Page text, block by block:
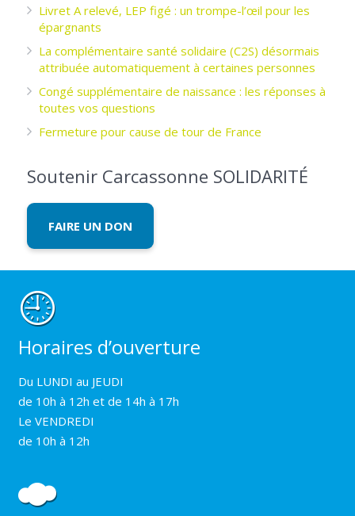
Livret A relevé, LEP figé : un trompe-l’œil pour les
épargnants ­
La complémentaire santé solidaire (C2S) désormais
attribuée automatiquement à certaines personnes
Congé supplémentaire de naissance : les réponses à
toutes vos questions
Fermeture pour cause de tour de France
Soutenir Carcassonne SOLIDARITÉ
FAIRE UN DON
Horaires d’ouverture
Du LUNDI au JEUDI
de 10h à 12h et de 14h à 17h
Le VENDREDI
de 10h à 12h